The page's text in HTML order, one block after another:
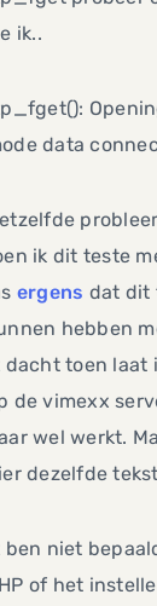
ik..
data
ik dit teste
ergens dat dit
hebben
dacht toen laat
de vimexx
wel werkt.
dezelfde
ben niet
of het